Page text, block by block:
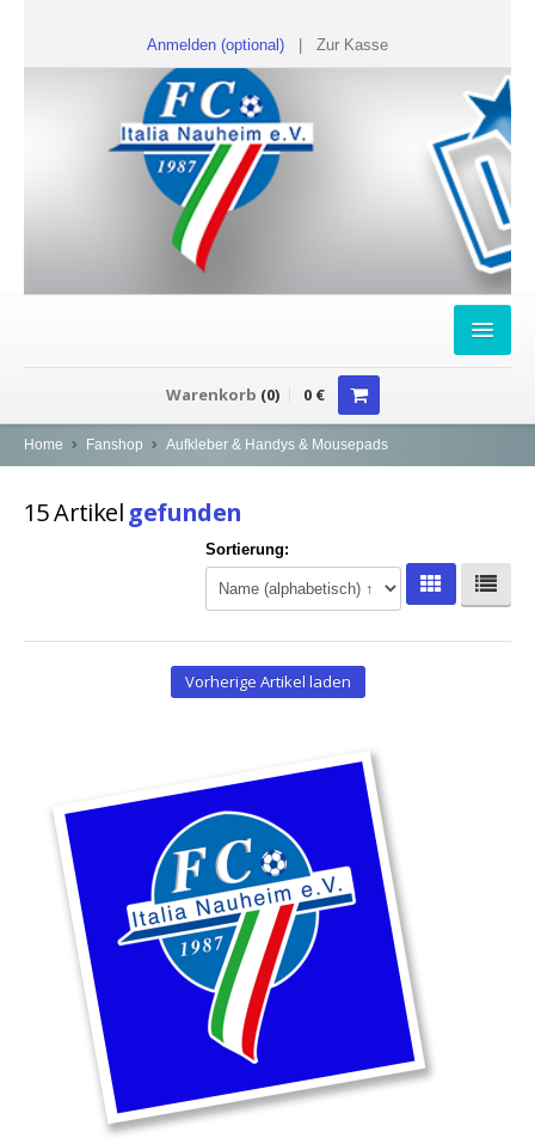
Anmelden (optional) Zur Kasse
FANSHOP
T-Shirts
Kochen & Grillen
Aufkleber & Handys & Mousepads
Wimpel & Fanschal & Schirme
Kappen & Mützen
Alles fürs Bad
Leinwände und Kissen
Alles für die Kids
Jacken
Long Sleeve & Tank Top
Gutscheine
Jogging & Shorts
Warenkorb (0) 0€
Home Fanshop Aufkleber & Handys & Mousepads
15Artikel gefunden
Sortierung:
Vorherige Artikel laden